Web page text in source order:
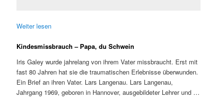
Weiter lesen
Kindesmissbrauch – Papa, du Schwein
Iris Galey wurde jahrelang von ihrem Vater missbraucht. Erst mit
fast 80 Jahren hat sie die traumatischen Erlebnisse überwunden.
Ein Brief an ihren Vater. Lars Langenau. Lars Langenau,
Jahrgang 1969, geboren in Hannover, ausgebildeter Lehrer und …